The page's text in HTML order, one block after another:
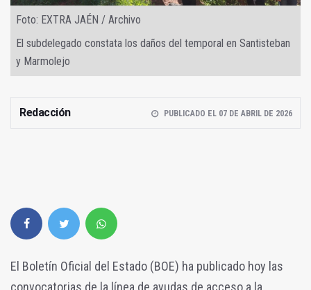
Foto: EXTRA JAÉN / Archivo
El subdelegado constata los daños del temporal en Santisteban
y Marmolejo
Redacción PUBLICADO EL 07 DE ABRIL DE 2026
El Boletín Oficial del Estado (BOE) ha publicado hoy las
convocatorias de la línea de ayudas de acceso a la